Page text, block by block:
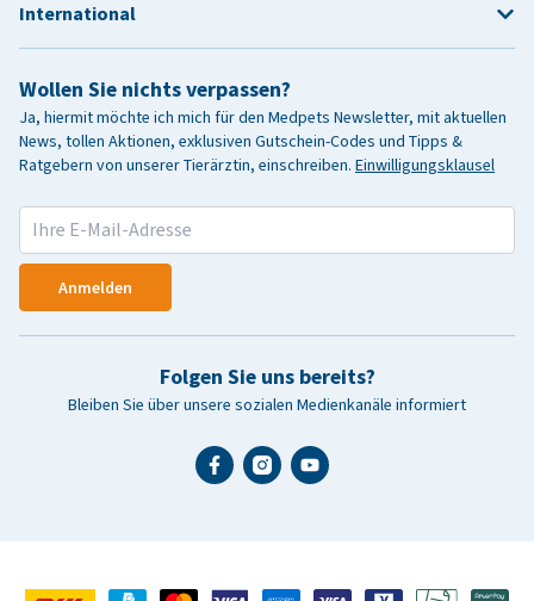
Wollen Sie nichts verpassen?
Ja, hiermit möchte ich mich für den Medpets Newsletter, mit aktuellen
News, tollen Aktionen, exklusiven Gutschein-Codes und Tipps &
Ratgebern von unserer Tierärztin, einschreiben. Einwilligungsklausel
Anmelden
Folgen Sie uns bereits?
Bleiben Sie über unsere sozialen Medienkanäle informiert
International